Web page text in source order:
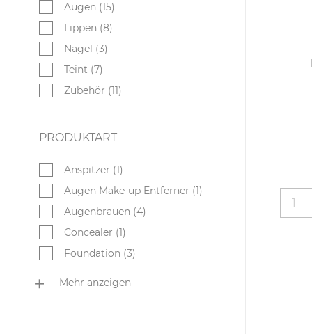
Augen (15)
Lippen (8)
Nägel (3)
Teint (7)
Zubehör (11)
PRODUKTART
Anspitzer (1)
Augen Make-up Entferner (1)
Augenbrauen (4)
Concealer (1)
Foundation (3)
Mehr anzeigen
1